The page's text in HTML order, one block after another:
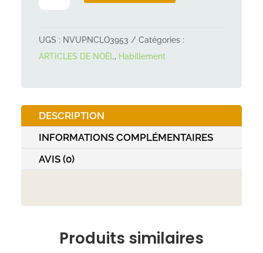
de
noël
UGS : NVUPNCLO3953
Catégories :
ARTICLES DE NOËL , Habillement
DESCRIPTION
INFORMATIONS COMPLÉMENTAIRES
AVIS (0)
Produits similaires